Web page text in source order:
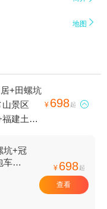
地图 
+田螺坑
景区
建土楼
+汀州
（洪坑）
¥ 698起 
坑+冠
车
¥ 698起
查看